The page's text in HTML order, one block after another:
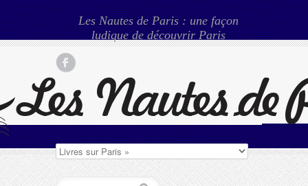
Les Nautes de Paris : une façon
ludique de découvrir Paris